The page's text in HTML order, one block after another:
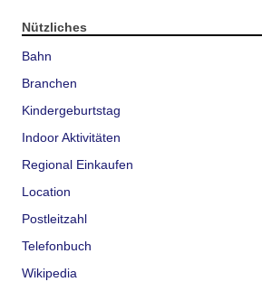
Nützliches
Bahn
Branchen
Kindergeburtstag
Indoor Aktivitäten
Regional Einkaufen
Location
Postleitzahl
Telefonbuch
Wikipedia